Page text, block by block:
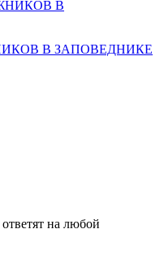
В ЗАПОВЕДНИКЕ
на любой